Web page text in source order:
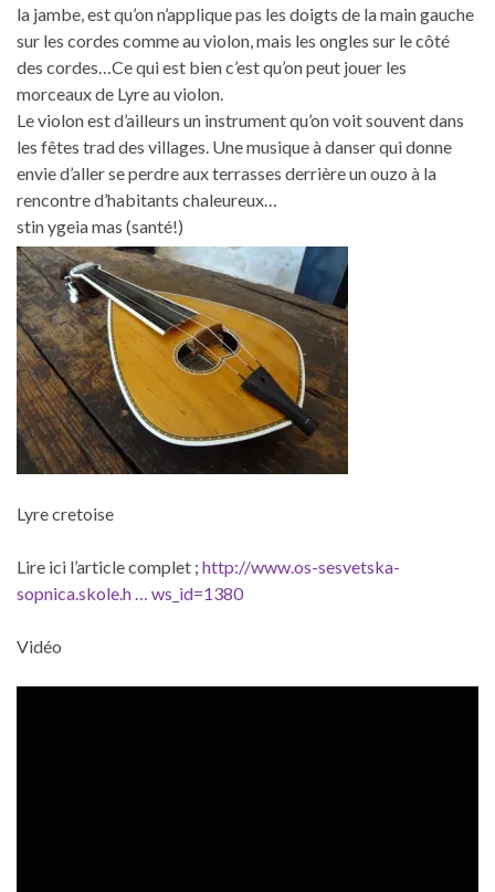
la jambe, est qu’on n’applique pas les doigts de la main gauche
sur les cordes comme au violon, mais les ongles sur le côté
des cordes…Ce qui est bien c’est qu’on peut jouer les
morceaux de Lyre au violon.
Le violon est d’ailleurs un instrument qu’on voit souvent dans
les fêtes trad des villages. Une musique à danser qui donne
envie d’aller se perdre aux terrasses derrière un ouzo à la
rencontre d’habitants chaleureux…
stin ygeia mas (santé!)
Lyre cretoise
Lire ici l’article complet ; http://www.os-sesvetska-
sopnica.skole.h … ws_id=1380
Vidéo